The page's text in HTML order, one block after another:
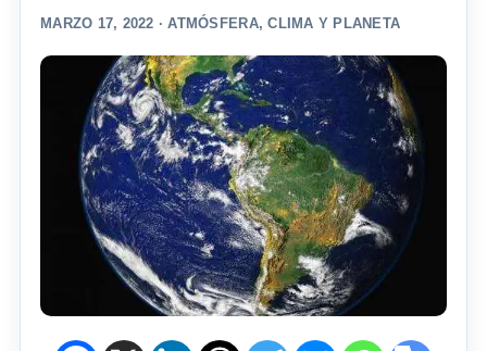
MARZO 17, 2022 ·ATMÓSFERA,CLIMA Y PLANETA